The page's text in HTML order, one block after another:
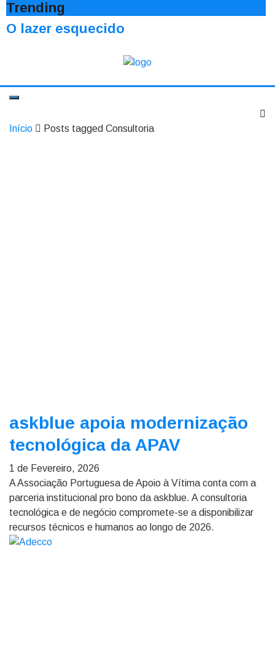
Trending
O lazer esquecido
Início Posts tagged Consultoria
askblue apoia modernização
tecnológica da APAV
1 de Fevereiro, 2026
A Associação Portuguesa de Apoio à Vítima conta com a
parceria institucional pro bono da askblue. A consultoria
tecnológica e de negócio compromete-se a disponibilizar
recursos técnicos e humanos ao longo de 2026.